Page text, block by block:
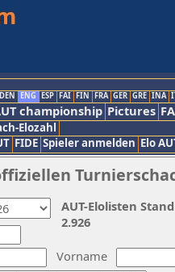
DEN ENG ESP FAI FIN FRA GER GRE INA
championship Pictures
Elozahl
FIDE Spieler anmelden Elo
Vorname
AUT-Elolisten
2.926